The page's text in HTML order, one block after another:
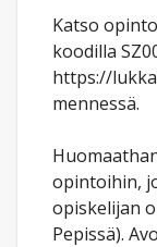
Katso
koodilla
https://
mennessä.
opintoihin,
opiskelijan
Pepissä).